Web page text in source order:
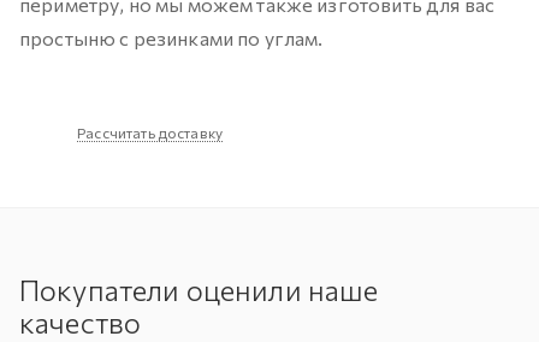
простыню с резинками по углам.
Рассчитать доставку
Покупатели оценили наше
качество